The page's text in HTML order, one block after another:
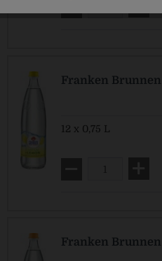
Franken
12 x 0,75 L
Franken